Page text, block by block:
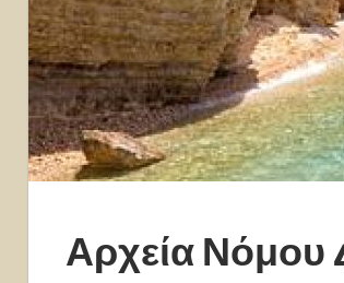
Αρχεία Νόμου